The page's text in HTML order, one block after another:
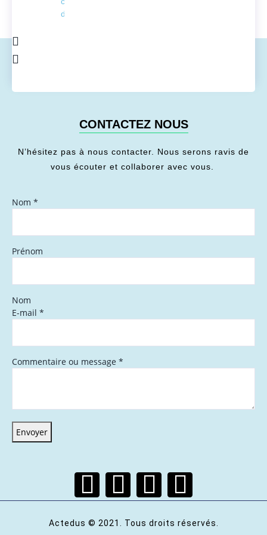
de l'énergie
CONTACTEZ NOUS
N’hésitez pas à nous contacter. Nous serons ravis de
vous écouter et collaborer avec vous.
Nom *
Prénom
Nom
E-mail *
Commentaire ou message *
Envoyer
Actedus © 2021. Tous droits réservés.